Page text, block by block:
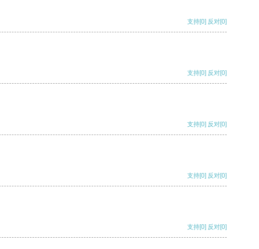
支持[0] 反对[0]
支持[0] 反对[0]
支持[0] 反对[0]
支持[0] 反对[0]
支持[0] 反对[0]